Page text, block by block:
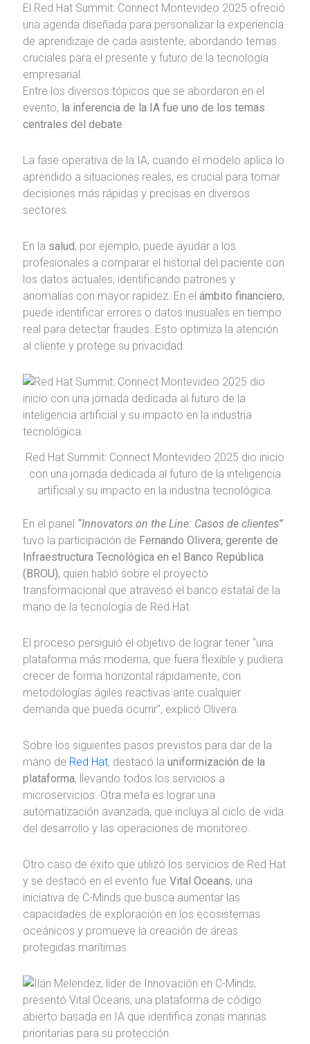
El Red Hat Summit: Connect Montevideo 2025 ofreció
una agenda diseñada para personalizar la experiencia
de aprendizaje de cada asistente, abordando temas
cruciales para el presente y futuro de la tecnología
empresarial.
Entre los diversos tópicos que se abordaron en el
evento, la inferencia de la IA fue uno de los temas
centrales del debate
La fase operativa de la IA, cuando el modelo aplica lo
aprendido a situaciones reales, es crucial para tomar
decisiones más rápidas y precisas en diversos
sectores.
En la salud, por ejemplo, puede ayudar a los
profesionales a comparar el historial del paciente con
los datos actuales, identificando patrones y
anomalías con mayor rapidez. En el ámbito financiero,
puede identificar errores o datos inusuales en tiempo
real para detectar fraudes. Esto optimiza la atención
al cliente y protege su privacidad.
Red Hat Summit: Connect Montevideo 2025 dio inicio
con una jornada dedicada al futuro de la inteligencia
artificial y su impacto en la industria tecnológica.
En el panel “Innovators on the Line: Casos de clientes”
tuvo la participación de Fernando Olivera, gerente de
Infraestructura Tecnológica en el Banco República
(BROU), quien habló sobre el proyecto
transformacional que atravesó el banco estatal de la
mano de la tecnología de Red Hat.
El proceso persiguió el objetivo de lograr tener “una
plataforma más moderna, que fuera flexible y pudiera
crecer de forma horizontal rápidamente, con
metodologías ágiles reactivas ante cualquier
demanda que pueda ocurrir”, explicó Olivera.
Sobre los siguientes pasos previstos para dar de la
mano de Red Hat, destacó la uniformización de la
plataforma, llevando todos los servicios a
microservicios. Otra meta es lograr una
automatización avanzada, que incluya al ciclo de vida
del desarrollo y las operaciones de monitoreo.
Otro caso de éxito que utilizó los servicios de Red Hat
y se destacó en el evento fue Vital Oceans, una
iniciativa de C-Minds que busca aumentar las
capacidades de exploración en los ecosistemas
oceánicos y promueve la creación de áreas
protegidas marítimas.